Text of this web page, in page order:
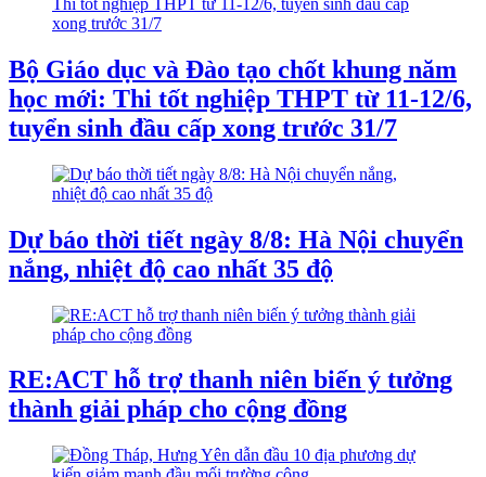
Bộ Giáo dục và Đào tạo chốt khung năm
học mới: Thi tốt nghiệp THPT từ 11-12/6,
tuyển sinh đầu cấp xong trước 31/7
Dự báo thời tiết ngày 8/8: Hà Nội chuyển
nắng, nhiệt độ cao nhất 35 độ
RE:ACT hỗ trợ thanh niên biến ý tưởng
thành giải pháp cho cộng đồng